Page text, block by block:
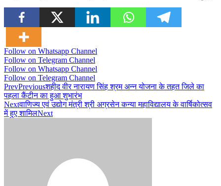
Follow on Whatsapp Channel
Follow on Telegram Channel
Follow on Whatsapp Channel
Follow on Telegram Channel
PrevPreviousशहीद वीर नारायण सिंह श्रम अन्न योजना के तहत जिले का
पहला कैंटीन का हुआ शुभारंभ
Nextवाणिज्य एवं उद्योग मंत्री श्री अग्रसेन कन्या महाविद्यालय के वार्षिकोत्सव
में हुए शामिलNext